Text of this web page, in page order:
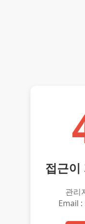
접근이
관리
Email